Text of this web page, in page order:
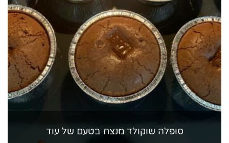
סופלה שוקולד מנצח בטעם של עוד